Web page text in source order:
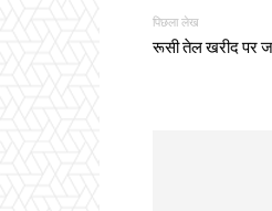
पिछला लेख
रूसी तेल खरीद पर